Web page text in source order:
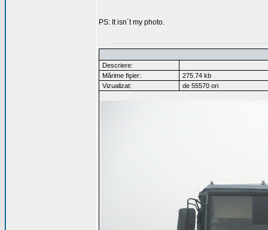
PS: It isn´t my photo.
Descriere:
Mărime fişier:
275.74 kb
Vizualizat:
de 55570 ori